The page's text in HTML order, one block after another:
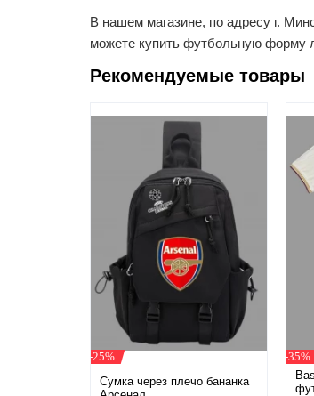
В нашем магазине, по адресу г.
можете купить футбольную форму
Рекомендуемые товары
-25%
Сумка через плечо бананка
-35%